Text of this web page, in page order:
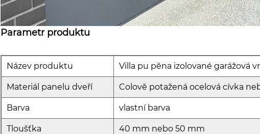
Parametr produktu
Název produktu Villa pu pěna izolované garážová
Materiál panelu dveří Colově potažená ocelová cívka
Barva vlastní barva
Tloušťka 40 mm nebo 50 mm